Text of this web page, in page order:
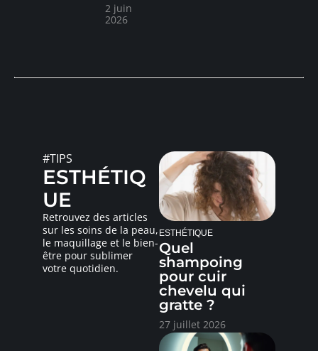
2 juin
2026
#TIPS
ESTHÉTIQ
UE
Retrouvez des articles
sur les soins de la peau,
le maquillage et le bien-
être pour sublimer
votre quotidien.
ESTHÉTIQUE
Quel
shampoing
pour cuir
chevelu qui
gratte ?
27 juillet 2026